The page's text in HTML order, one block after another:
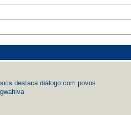
destaca diálogo com povos